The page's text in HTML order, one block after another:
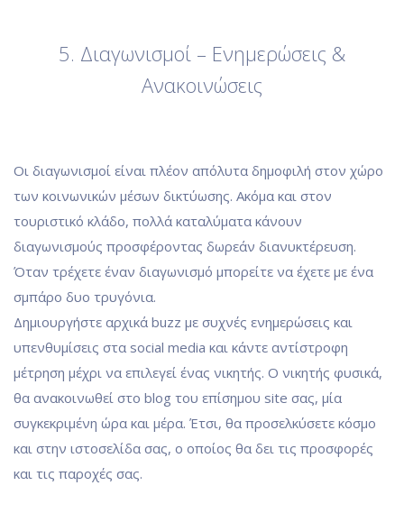
5. Διαγωνισμοί – Ενημερώσεις &
Ανακοινώσεις
Οι διαγωνισμοί είναι πλέον απόλυτα δημοφιλή στον χώρο
των κοινωνικών μέσων δικτύωσης. Ακόμα και στον
τουριστικό κλάδο, πολλά καταλύματα κάνουν
διαγωνισμούς προσφέροντας δωρεάν διανυκτέρευση.
Όταν τρέχετε έναν διαγωνισμό μπορείτε να έχετε με ένα
σμπάρο δυο τρυγόνια.
Δημιουργήστε αρχικά buzz με συχνές ενημερώσεις και
υπενθυμίσεις στα social media και κάντε αντίστροφη
μέτρηση μέχρι να επιλεγεί ένας νικητής. Ο νικητής φυσικά,
θα ανακοινωθεί στο blog του επίσημου site σας, μία
συγκεκριμένη ώρα και μέρα. Έτσι, θα προσελκύσετε κόσμο
και στην ιστοσελίδα σας, ο οποίος θα δει τις προσφορές
και τις παροχές σας.